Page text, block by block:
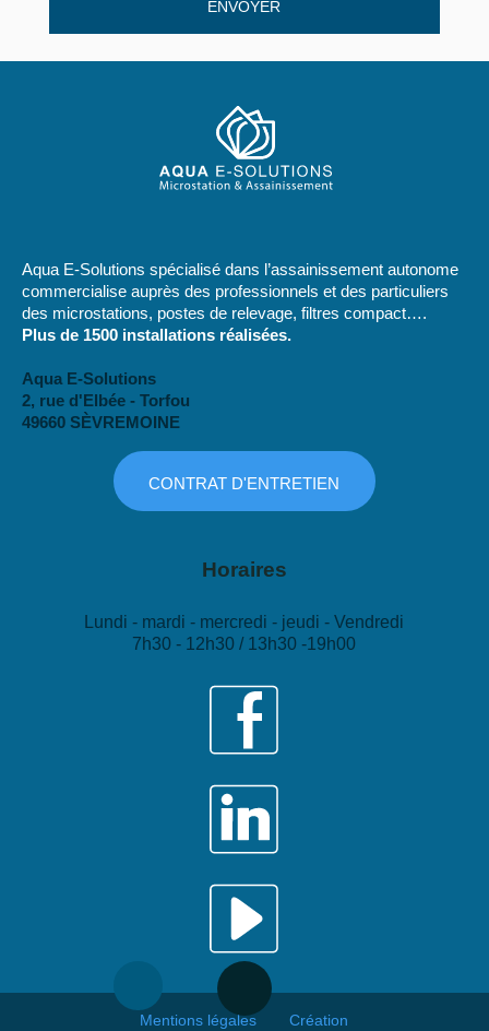
Aqua E-Solutions spécialisé dans l’assainissement autonome
commercialise auprès des professionnels et des particuliers
des microstations, postes de relevage, filtres compact….
Plus de 1500 installations réalisées.
Aqua E-Solutions
2, rue d'Elbée - Torfou
49660 SÈVREMOINE
Horaires
Lundi - mardi - mercredi - jeudi - Vendredi
7h30 - 12h30 / 13h30 -19h00
Mentions légales Création
CONTRAT D'ENTRETIEN